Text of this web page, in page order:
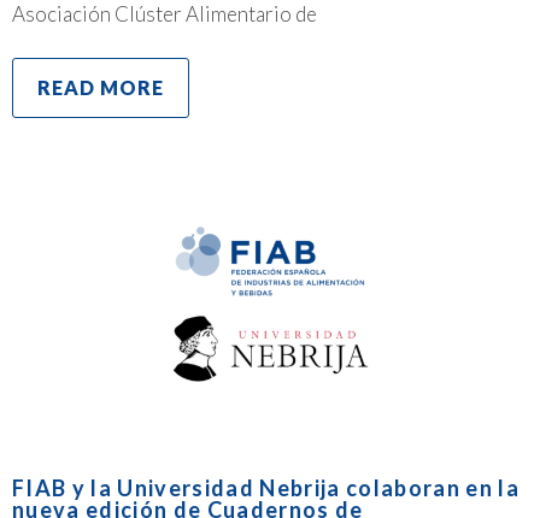
Asociación Clúster Alimentario de
READ MORE
FIAB y la Universidad Nebrija colaboran en la
nueva edición de Cuadernos de